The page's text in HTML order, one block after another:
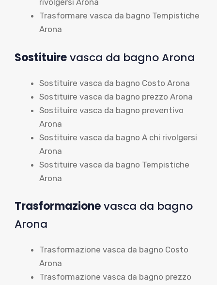
rivolgersi Arona
Trasformare vasca da bagno Tempistiche
Arona
Sostituirevasca da bagno Arona
Sostituire vasca da bagno Costo Arona
Sostituire vasca da bagno prezzo Arona
Sostituire vasca da bagno preventivo
Arona
Sostituire vasca da bagno A chi rivolgersi
Arona
Sostituire vasca da bagno Tempistiche
Arona
Trasformazionevasca da bagno
Arona
Trasformazione vasca da bagno Costo
Arona
Trasformazione vasca da bagno prezzo